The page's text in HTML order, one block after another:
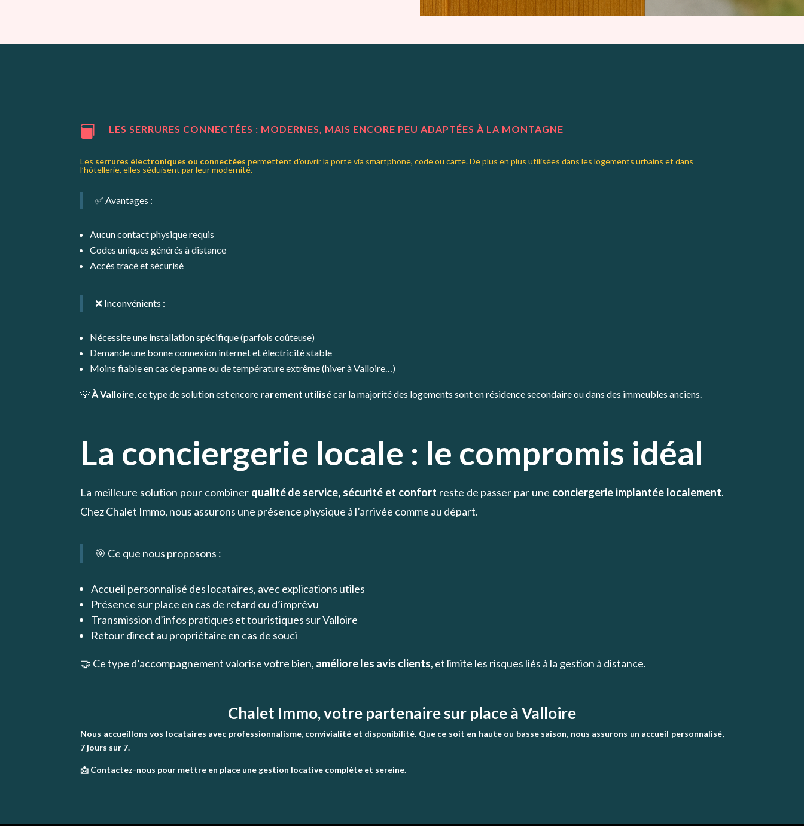
 LES SERRURES CONNECTÉES : MODERNES, MAIS ENCORE PEU ADAPTÉES À LA MONTAGNE
Les serrures électroniques ou connectées permettent d’ouvrir la porte via smartphone, code ou carte. De plus en plus utilisées dans les logements urbains et dans
l’hôtellerie, elles séduisent par leur modernité.
✅ Avantages :
Aucun contact physique requis
Codes uniques générés à distance
Accès tracé et sécurisé
❌ Inconvénients :
Nécessite une installation spécifique (parfois coûteuse)
Demande une bonne connexion internet et électricité stable
Moins fiable en cas de panne ou de température extrême (hiver à Valloire…)
💡À Valloire, ce type de solution est encore rarement utilisécar la majorité des logements sont en résidence secondaire ou dans des immeubles anciens.
La conciergerie locale : le compromis idéal
La meilleure solution pour combiner qualité de service, sécurité et confort reste de passer par une conciergerie implantée localement.
Chez Chalet Immo, nous assurons une présence physique à l’arrivée comme au départ.
🎯 Ce que nous proposons :
Accueil personnalisé des locataires, avec explications utiles
Présence sur place en cas de retard ou d’imprévu
Transmission d’infos pratiques et touristiques sur Valloire
Retour direct au propriétaire en cas de souci
🤝 Ce type d’accompagnement valorise votre bien, améliore les avis clients, et limite les risques liés à la gestion à distance.
Chalet Immo, votre partenaire sur place à Valloire
Nous accueillons vos locataires avec professionnalisme, convivialité et disponibilité. Que ce soit en haute ou basse saison, nous assurons un accueil personnalisé,
7 jours sur 7.
📩 Contactez-nous pour mettre en place une gestion locative complète et sereine.